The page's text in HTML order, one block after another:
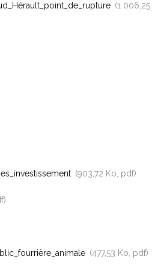
1 006,25
903,72 Ko, pdf
477,53 Ko, pdf